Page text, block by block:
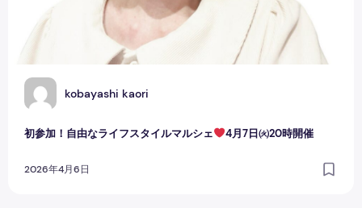
K kobayashi kaori
初参加！自由なライフスタイルマルシェ 4月7日㈫20時開催
2026年4月6日